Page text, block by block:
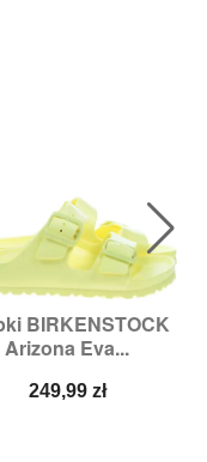
BIRKENSTOCK
Arizona Eva...
Cena
249,99 zł